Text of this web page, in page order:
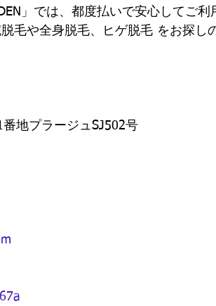
」では、都度払いで安心してご利
毛や全身脱毛、ヒゲ脱毛 をお探し
地プラージュSJ502号